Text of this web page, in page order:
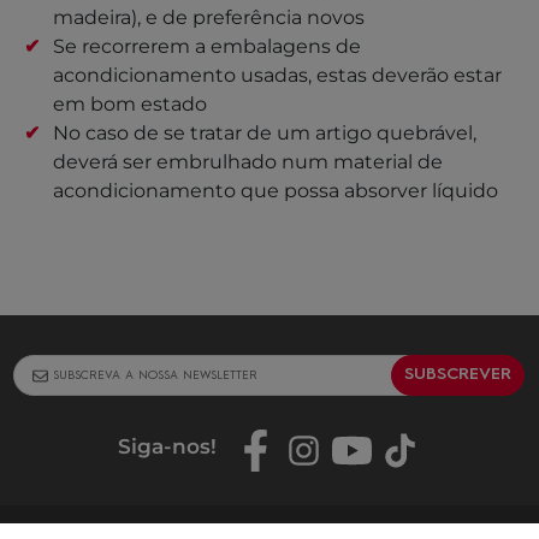
madeira), e de preferência novos
Se recorrerem a embalagens de
acondicionamento usadas, estas deverão estar
em bom estado
No caso de se tratar de um artigo quebrável,
deverá ser embrulhado num material de
acondicionamento que possa absorver líquido
SUBSCREVER
Siga-nos!